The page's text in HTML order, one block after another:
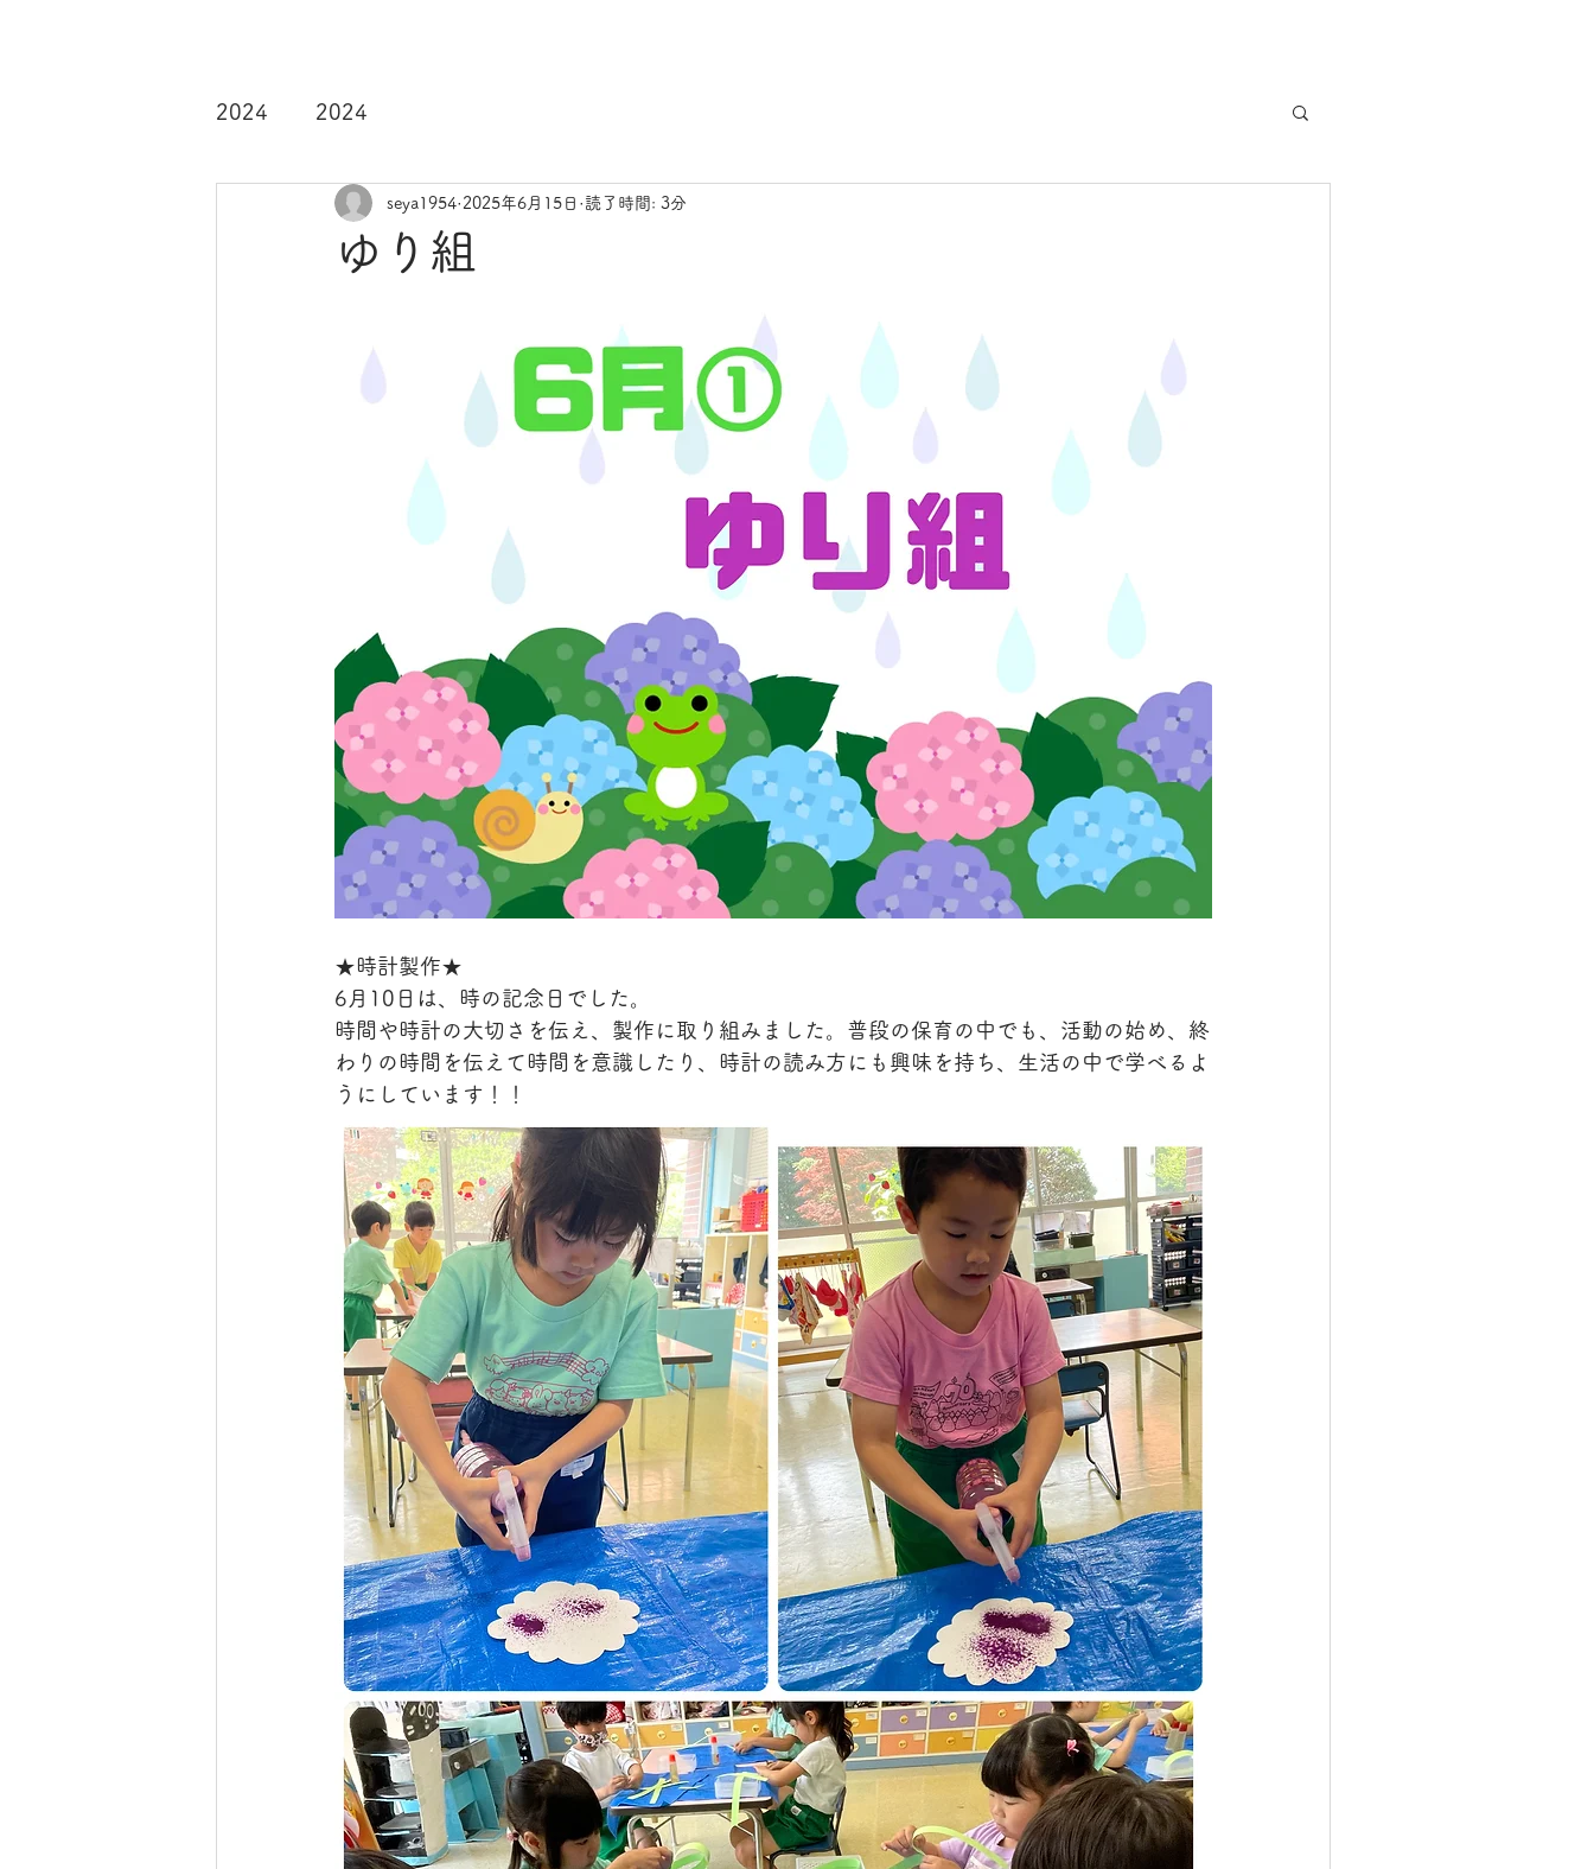
2024 2024
ゆり組
seya1954 2025年6月15日 読了時間: 3分
★時計製作★
6月10日は、時の記念日でした。
時間や時計の大切さを伝え、製作に取り組みました。普段の保育の中でも、活動の始め、終
わりの時間を伝えて時間を意識したり、時計の読み方にも興味を持ち、生活の中で学べるよ
うにしています！！